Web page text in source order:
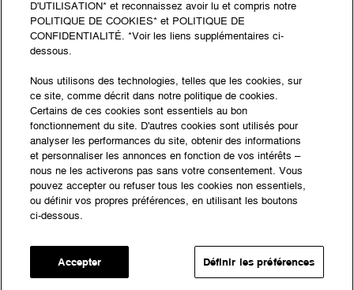
Plan du site
Mentions légales (document
ouvre
dans
un
nouvel
onglet)
PDF,
ouvre
dans
un
nouvel
onglet)
Accessibilité : partiellement conforme
© Fondation Desperados 2026 - Tous droits
réservés
Suivez l'actualité
de la Fondation
InstagramYouTube
D'UTILISATION* et reconnaissez avoir lu et compris notre
POLITIQUE DE COOKIES* et POLITIQUE DE
CONFIDENTIALITÉ. *Voir les liens supplémentaires ci-
dessous.
Nous utilisons des technologies, telles que les cookies, sur
ce site, comme décrit dans notre politique de cookies.
Certains de ces cookies sont essentiels au bon
fonctionnement du site. D'autres cookies sont utilisés pour
analyser les performances du site, obtenir des informations
et personnaliser les annonces en fonction de vos intérêts –
nous ne les activerons pas sans votre consentement. Vous
pouvez accepter ou refuser tous les cookies non essentiels,
ou définir vos propres préférences, en utilisant les boutons
ci-dessous.
Accepter Définir les préférences